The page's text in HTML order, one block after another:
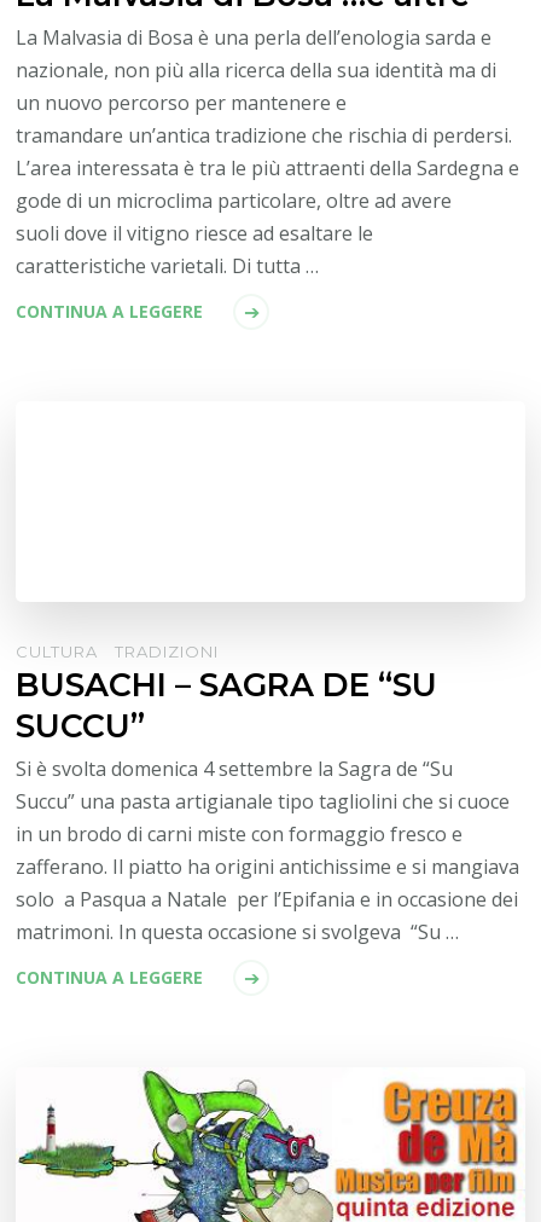
La Malvasia di Bosa è una perla dell’enologia sarda e
nazionale, non più alla ricerca della sua identità ma di
un nuovo percorso per mantenere e
tramandare un’antica tradizione che rischia di perdersi.
L’area interessata è tra le più attraenti della Sardegna e
gode di un microclima particolare, oltre ad avere
suoli dove il vitigno riesce ad esaltare le
caratteristiche varietali. Di tutta …
CONTINUA A LEGGERE
CULTURA TRADIZIONI
BUSACHI – SAGRA DE “SU
SUCCU”
Si è svolta domenica 4 settembre la Sagra de “Su
Succu” una pasta artigianale tipo tagliolini che si cuoce
in un brodo di carni miste con formaggio fresco e
zafferano. Il piatto ha origini antichissime e si mangiava
solo a Pasqua a Natale per l’Epifania e in occasione dei
matrimoni. In questa occasione si svolgeva “Su …
CONTINUA A LEGGERE